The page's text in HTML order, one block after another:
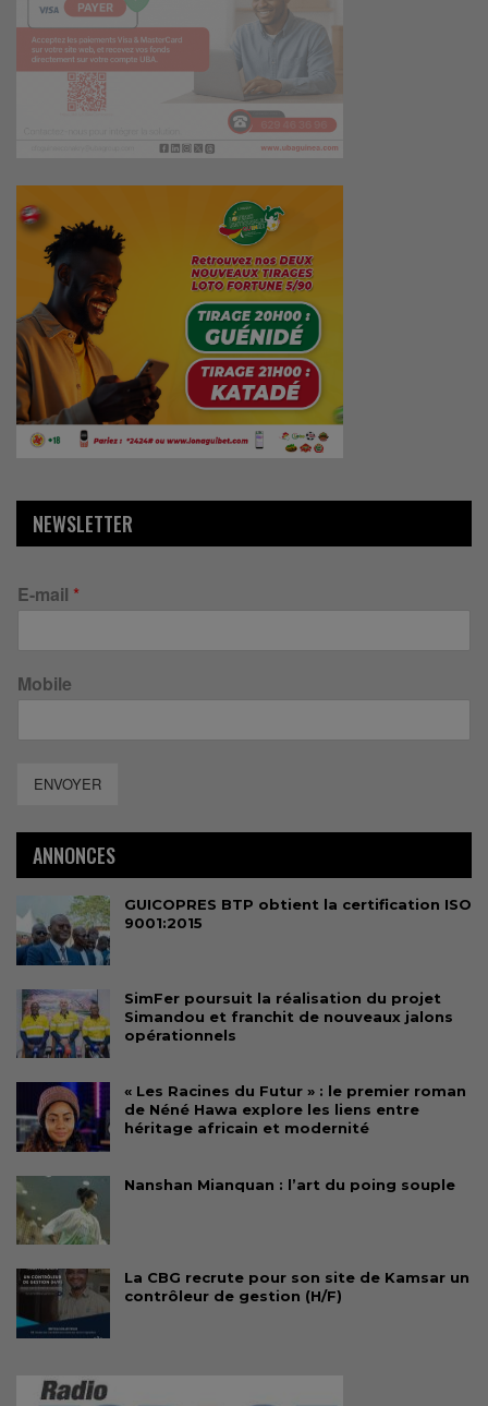
NEWSLETTER
E-mail *
Mobile
ENVOYER
ANNONCES
GUICOPRES BTP obtient la certification ISO
9001:2015
SimFer poursuit la réalisation du projet
Simandou et franchit de nouveaux jalons
opérationnels
« Les Racines du Futur » : le premier roman
de Néné Hawa explore les liens entre
héritage africain et modernité
Nanshan Mianquan : l’art du poing souple
La CBG recrute pour son site de Kamsar un
contrôleur de gestion (H/F)